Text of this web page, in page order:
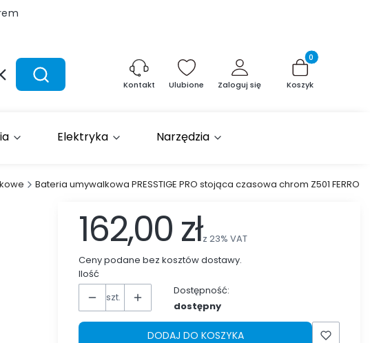
WyczyśćSzukaj Kontakt Ulubione Zaloguj się
Produkty w
Koszyk
Elektryka Narzędzia
Bateria umywalkowa PRESSTIGE PRO stojąca czasowa chrom Z501 FERRO
162,00 złz 23% VAT
Ceny podane bez kosztów dostawy.
Ilość
szt.
Dostępność:
dostępny
DODAJ DO KOSZYKA